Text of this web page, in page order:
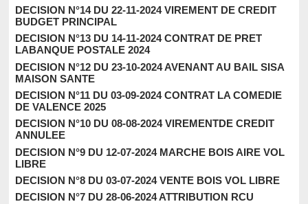
DECISION N°14 DU 22-11-2024 VIREMENT DE CREDIT
BUDGET PRINCIPAL
DECISION N°13 DU 14-11-2024 CONTRAT DE PRET
LABANQUE POSTALE 2024
DECISION N°12 DU 23-10-2024 AVENANT AU BAIL SISA
MAISON SANTE
DECISION N°11 DU 03-09-2024 CONTRAT LA COMEDIE
DE VALENCE 2025
DECISION N°10 DU 08-08-2024 VIREMENTDE CREDIT
ANNULEE
DECISION N°9 DU 12-07-2024 MARCHE BOIS AIRE VOL
LIBRE
DECISION N°8 DU 03-07-2024 VENTE BOIS VOL LIBRE
DECISION N°7 DU 28-06-2024 ATTRIBUTION RCU